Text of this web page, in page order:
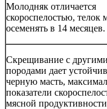
Молодняк отличается
скороспелостью, телок
осеменять в 14 месяцев.
Скрещивание с другими
породами дает
черную масть,
показатели
мясной